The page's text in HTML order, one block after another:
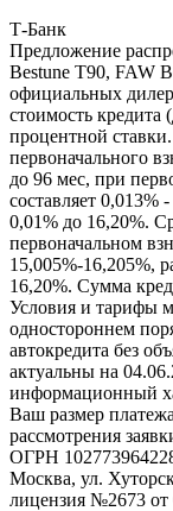
Т-Банк
Предложение
Bestune T90, FAW
официальных
стоимость кредита
процентной
первоначального
до 96 мес, при
составляет 0,013%
0,01% до 16,20%.
первоначальном
15,005%-16,205%,
16,20%. Сумма
Условия и тарифы
одностороннем
автокредита без
актуальны на
информационный
Ваш размер
рассмотрения
ОГРН
Москва, ул.
лицензия №2673 от